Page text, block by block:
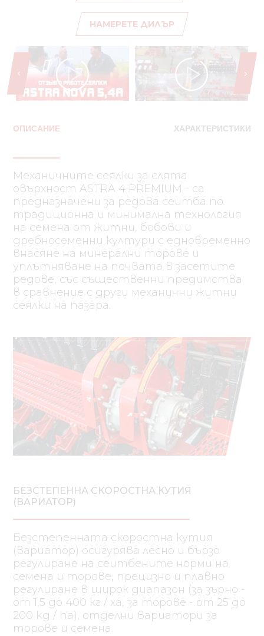
НАМЕРЕТЕ ДИЛЪР
OПИСАНИЕ ХАРАКТЕРИСТИКИ
Механичните сеялки за слята
овърхност ASTRA 4 PREMIUM - са
предназначени за редова сеитба по
традиционна и минимална технология
на семена от житни, бобови и
дребносеменни култури с едновременно
внасяне на минерални торове и
уплътняване на почвата в засетите
редове, със същественни предимства
в сравнение с други механични житни
сеялки на пазара.
БЕЗСТЕПЕННА СКОРОСТНА КУТИЯ
(ВАРИАТОР)
Безстепенната скоростна кутия
(вариатор) осигурява лесно и бързо
регулиране на сеитбените норми на
семена и торове, прецизно и плавно
регулиране в широк диапазон (за зърно -
от 1,5 до 400 кг / ха, за торове - от 25 до
200 kg / ha), отделни вариатори за
торове и семена.